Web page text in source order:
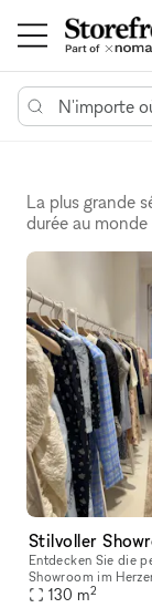
N'importe
La plus grande
durée au monde
Entdecken Sie die
Showroom im
Ihnen 130 m²
130 m2